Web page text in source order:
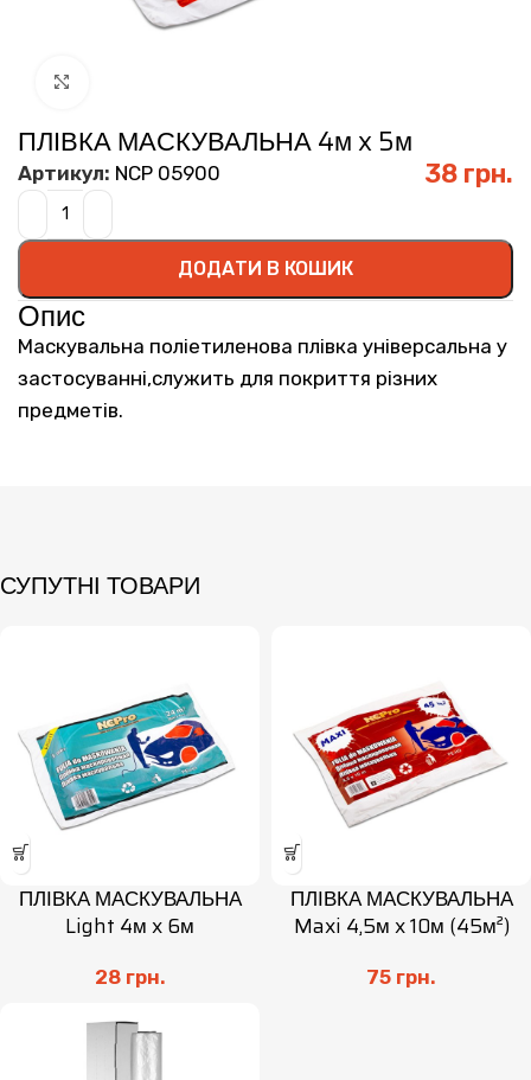
ПЛІВКА МАСКУВАЛЬНА 4м x 5м
Артикул: NCP 05900 38 грн.
ДОДАТИ В КОШИК
Опис
Маскувальна поліетиленова плівка універсальна у
застосуванні,служить для покриття різних
предметів.
СУПУТНІ ТОВАРИ
ПЛІВКА МАСКУВАЛЬНА
Light 4м x 6м
28 грн.
ПЛІВКА МАСКУВАЛЬНА
Maxi 4,5м x 10м (45м²)
75 грн.